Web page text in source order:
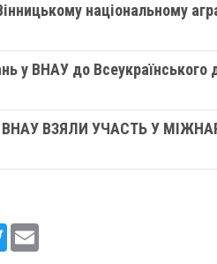
національному
у ВНАУ до Всеукраїнського
ВЗЯЛИ УЧАСТЬ У
Twitter